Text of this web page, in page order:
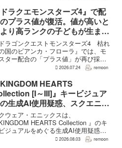
Ron...
ドラクエモンスターズ4』で配
プラス値が復活。値が高いと
り高ランクの子どもが生まれ
ことも
ドラゴンクエストモンスターズ4 枯れ
国のビアンカ・フローラ』では、モ
ター配合の「プラス値」が再び採用
れる。配合を繰り返すことで数値が増
高くなる補正がかかる。前作『ドラゴ
エストモンスターズ...
2026.07.24 remoon
KINGDOM HEARTS
[I～III]』キービジュア
生成AI使用疑惑、スクエニが
――不自然な描写は「人為的
ス」
ウェア・エニックスは、
KINGDOM HEARTS Collection 』のキ
ジュアルをめぐる生成AI使用疑惑に
いて、問題となったアセットは開発チ
2026.08.03 remoon